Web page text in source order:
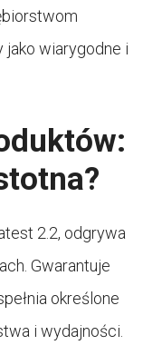
wiarygodne i
2.2, odgrywa
Gwarantuje
określone
i wydajności.